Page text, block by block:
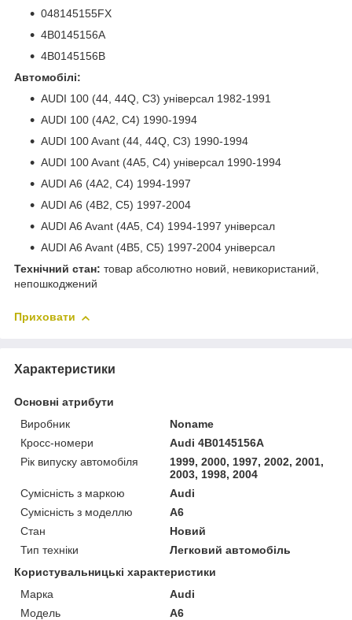
048145155FX
4B0145156A
4B0145156B
Автомобілі:
AUDI 100 (44, 44Q, C3) універсал 1982-1991
AUDI 100 (4A2, C4) 1990-1994
AUDI 100 Avant (44, 44Q, C3) 1990-1994
AUDI 100 Avant (4A5, C4) універсал 1990-1994
AUDI A6 (4A2, C4) 1994-1997
AUDI A6 (4B2, C5) 1997-2004
AUDI A6 Avant (4A5, C4) 1994-1997 універсал
AUDI A6 Avant (4B5, C5) 1997-2004 універсал
Технічний стан: товар абсолютно новий, невикористаний,
непошкоджений
Приховати
Характеристики
Основні атрибути
Виробник
Noname
Кросс-номери
Audi 4B0145156A
Рік випуску автомобіля
1999, 2000, 1997, 2002, 2001,
2003, 1998, 2004
Сумісність з маркою
Audi
Сумісність з моделлю
A6
Стан
Новий
Тип техніки
Легковий автомобіль
Користувальницькі характеристики
Марка
Audi
Мoдель
A6